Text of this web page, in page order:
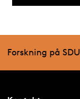
Forskning på SDU